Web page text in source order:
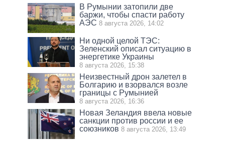
В Румынии затопили две
баржи, чтобы спасти работу
АЭС 8 августа 2026, 14:02
Ни одной целой ТЭС:
Зеленский описал ситуацию в
энергетике Украины
8 августа 2026, 15:38
Неизвестный дрон залетел в
Болгарию и взорвался возле
границы с Румынией
8 августа 2026, 16:36
Новая Зеландия ввела новые
санкции против россии и ее
союзников 8 августа 2026, 13:49